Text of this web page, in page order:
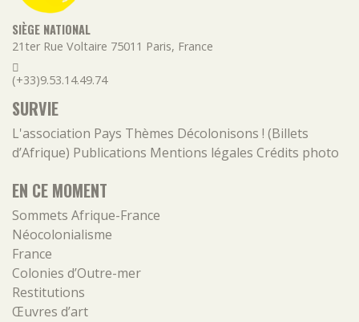
SIÈGE NATIONAL
21ter Rue Voltaire 75011 Paris, France
(+33)9.53.14.49.74
SURVIE
L'association Pays Thèmes Décolonisons ! (Billets
d’Afrique) Publications Mentions légales Crédits photo
EN CE MOMENT
Sommets Afrique-France
Néocolonialisme
France
Colonies d’Outre-mer
Restitutions
Œuvres d’art